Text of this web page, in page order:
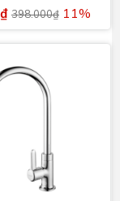
398.000₫ 11%